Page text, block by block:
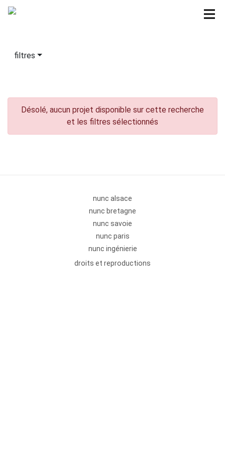
filtres
Désolé, aucun projet disponible sur cette recherche
et les filtres sélectionnés
nunc alsace
nunc bretagne
nunc savoie
nunc paris
nunc ingénierie
droits et reproductions